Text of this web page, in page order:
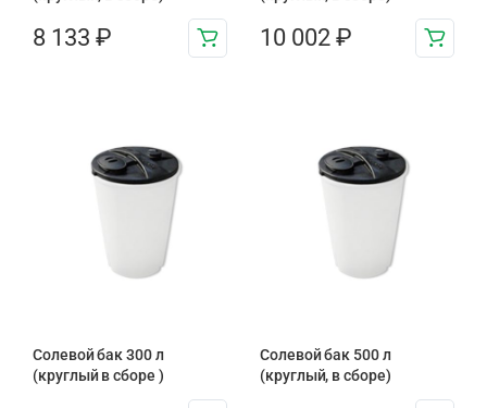
8 133 ₽ 10 002 ₽
Солевой бак 300 л
(круглый в сборе )
Солевой бак 500 л
(круглый, в сборе)